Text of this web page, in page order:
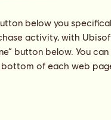
below you
activity, with
button below. You
bottom of each web